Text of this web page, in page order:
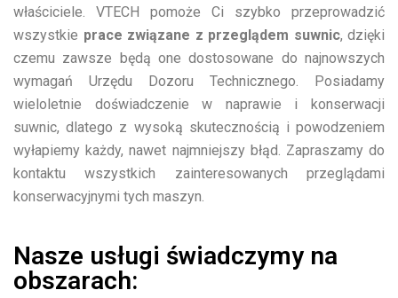
właściciele. VTECH pomoże Ci szybko przeprowadzić
wszystkie prace związane z przeglądem suwnic, dzięki
czemu zawsze będą one dostosowane do najnowszych
wymagań Urzędu Dozoru Technicznego. Posiadamy
wieloletnie doświadczenie w naprawie i konserwacji
suwnic, dlatego z wysoką skutecznością i powodzeniem
wyłapiemy każdy, nawet najmniejszy błąd. Zapraszamy do
kontaktu wszystkich zainteresowanych przeglądami
konserwacyjnymi tych maszyn.
Nasze usługi świadczymy na
obszarach: